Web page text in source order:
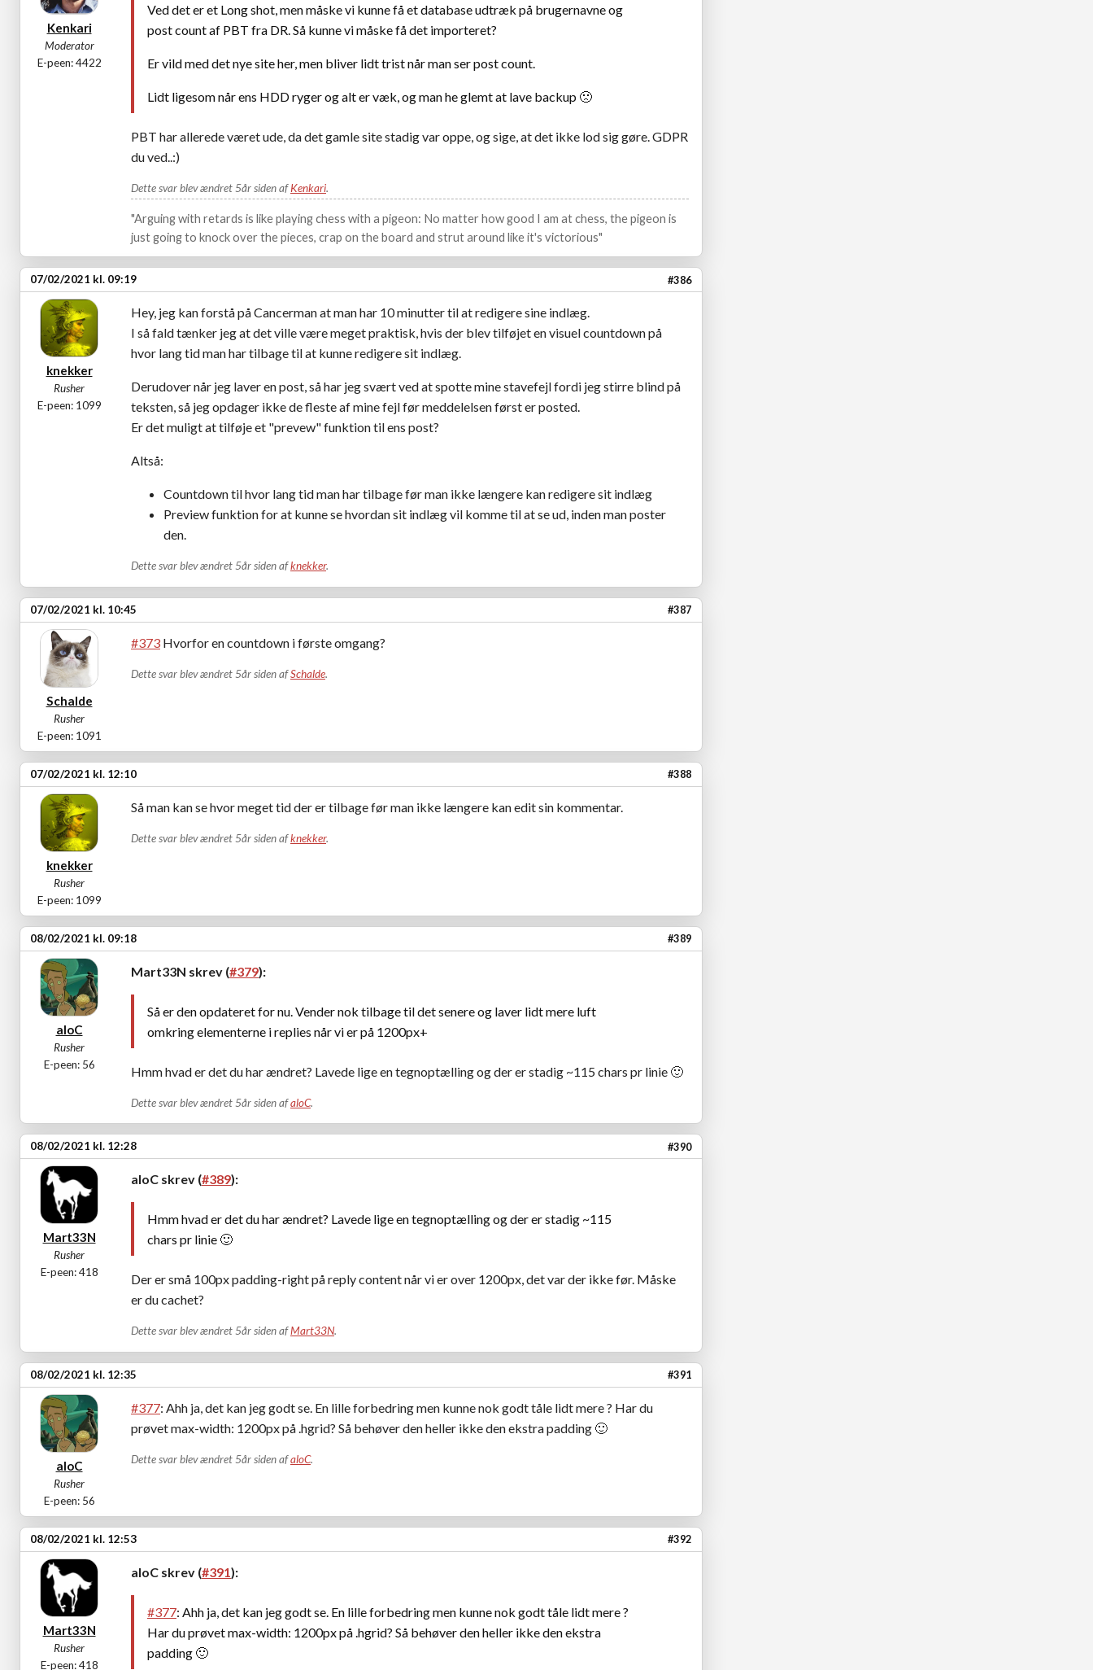
Kenkari
Moderator
E-peen: 4422
Ved det er et Long shot, men måske vi kunne få et database udtræk på brugernavne og
post count af PBT fra DR. Så kunne vi måske få det importeret?
Er vild med det nye site her, men bliver lidt trist når man ser post count.
Lidt ligesom når ens HDD ryger og alt er væk, og man he glemt at lave backup 🙁
PBT har allerede været ude, da det gamle site stadig var oppe, og sige, at det ikke lod sig gøre. GDPR
du ved..:)
Dette svar blev ændret 5år siden afKenkari.
"Arguing with retards is like playing chess with a pigeon: No matter how good I am at chess, the pigeon is
just going to knock over the pieces, crap on the board and strut around like it's victorious"
07/02/2021 kl. 09:19 #386
knekker
Rusher
E-peen: 1099
Hey, jeg kan forstå på Cancerman at man har 10 minutter til at redigere sine indlæg.
I så fald tænker jeg at det ville være meget praktisk, hvis der blev tilføjet en visuel countdown på
hvor lang tid man har tilbage til at kunne redigere sit indlæg.
Derudover når jeg laver en post, så har jeg svært ved at spotte mine stavefejl fordi jeg stirre blind på
teksten, så jeg opdager ikke de fleste af mine fejl før meddelelsen først er posted.
Er det muligt at tilføje et "prevew" funktion til ens post?
Altså:
Countdown til hvor lang tid man har tilbage før man ikke længere kan redigere sit indlæg
Preview funktion for at kunne se hvordan sit indlæg vil komme til at se ud, inden man poster
den.
Dette svar blev ændret 5år siden afknekker.
07/02/2021 kl. 10:45 #387
Schalde
Rusher
E-peen: 1091
#373 Hvorfor en countdown i første omgang?
Dette svar blev ændret 5år siden afSchalde.
07/02/2021 kl. 12:10 #388
knekker
Rusher
E-peen: 1099
Så man kan se hvor meget tid der er tilbage før man ikke længere kan edit sin kommentar.
Dette svar blev ændret 5år siden afknekker.
08/02/2021 kl. 09:18 #389
aloC
Rusher
E-peen: 56
Mart33N skrev (#379):
Så er den opdateret for nu. Vender nok tilbage til det senere og laver lidt mere luft
omkring elementerne i replies når vi er på 1200px+
Hmm hvad er det du har ændret? Lavede lige en tegnoptælling og der er stadig ~115 chars pr linie 🙂
Dette svar blev ændret 5år siden afaloC.
08/02/2021 kl. 12:28 #390
Mart33N
Rusher
E-peen: 418
aloC skrev (#389):
Hmm hvad er det du har ændret? Lavede lige en tegnoptælling og der er stadig ~115
chars pr linie 🙂
Der er små 100px padding-right på reply content når vi er over 1200px, det var der ikke før. Måske
er du cachet?
Dette svar blev ændret 5år siden afMart33N.
08/02/2021 kl. 12:35 #391
aloC
Rusher
E-peen: 56
#377: Ahh ja, det kan jeg godt se. En lille forbedring men kunne nok godt tåle lidt mere ? Har du
prøvet max-width: 1200px på .hgrid? Så behøver den heller ikke den ekstra padding 🙂
Dette svar blev ændret 5år siden afaloC.
08/02/2021 kl. 12:53 #392
Mart33N
Rusher
E-peen: 418
aloC skrev (#391):
#377: Ahh ja, det kan jeg godt se. En lille forbedring men kunne nok godt tåle lidt mere ?
Har du prøvet max-width: 1200px på .hgrid? Så behøver den heller ikke den ekstra
padding 🙂